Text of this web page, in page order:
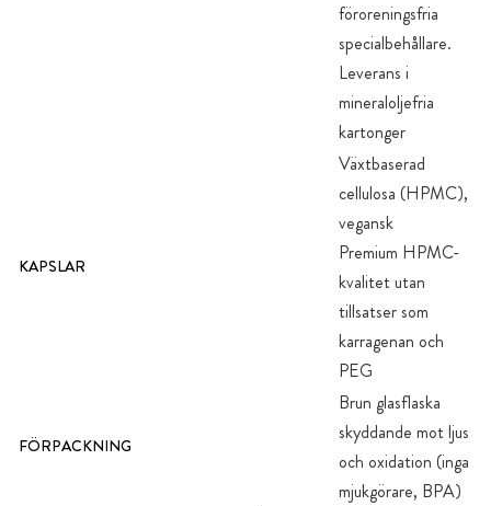
föroreningsfria
specialbehållare.
Leverans i
mineraloljefria
kartonger
KAPSLAR
Växtbaserad
cellulosa (HPMC),
vegansk
Premium HPMC-
kvalitet utan
tillsatser som
karragenan och
PEG
FÖRPACKNING
Brun glasflaska
skyddande mot ljus
och oxidation (inga
mjukgörare, BPA)